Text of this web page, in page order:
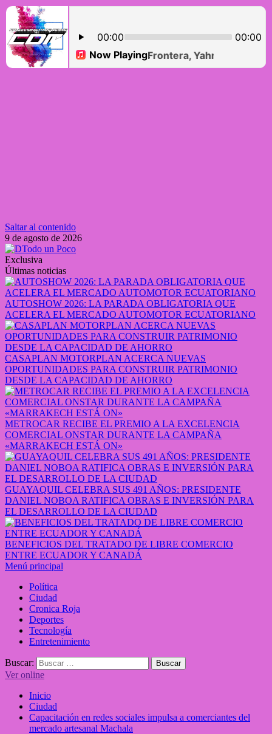
Saltar al contenido
9 de agosto de 2026
Exclusiva
Últimas noticias
AUTOSHOW 2026: LA PARADA OBLIGATORIA QUE
ACELERA EL MERCADO AUTOMOTOR ECUATORIANO
CASAPLAN MOTORPLAN ACERCA NUEVAS
OPORTUNIDADES PARA CONSTRUIR PATRIMONIO
DESDE LA CAPACIDAD DE AHORRO
METROCAR RECIBE EL PREMIO A LA EXCELENCIA
COMERCIAL ONSTAR DURANTE LA CAMPAÑA
«MARRAKECH ESTÁ ON»
GUAYAQUIL CELEBRA SUS 491 AÑOS: PRESIDENTE
DANIEL NOBOA RATIFICA OBRAS E INVERSIÓN PARA
EL DESARROLLO DE LA CIUDAD
BENEFICIOS DEL TRATADO DE LIBRE COMERCIO
ENTRE ECUADOR Y CANADÁ
Menú principal
Política
Ciudad
Cronica Roja
Deportes
Tecnología
Entretenimiento
Buscar:
Ver online
Inicio
Ciudad
Capacitación en redes sociales impulsa a comerciantes del
mercado artesanal Machala